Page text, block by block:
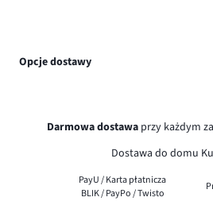
Opcje dostawy
Darmowa dostawa przy każdym
Dostawa do domu
PayU / Karta płatnicza
BLIK / PayPo / Twisto